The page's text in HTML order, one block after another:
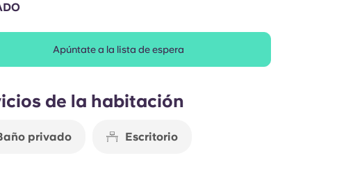
Información para los
Ponte en contacto con
nosotros
Apúntate a la lista de espera
de la habitación
privado Escritorio